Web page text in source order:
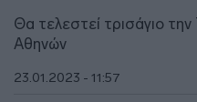
Θα τελεστεί τρισάγιο
Αθηνών
23.01.2023 - 11:57